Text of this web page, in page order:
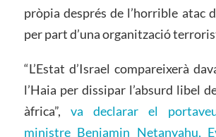
pròpia després de l’horrible atac
per part d’una organització
“L’Estat d’Israel compareixerà
l’Haia per dissipar l’absurd libel
àfrica”, va declarar el
ministre Benjamin Netanyahu,